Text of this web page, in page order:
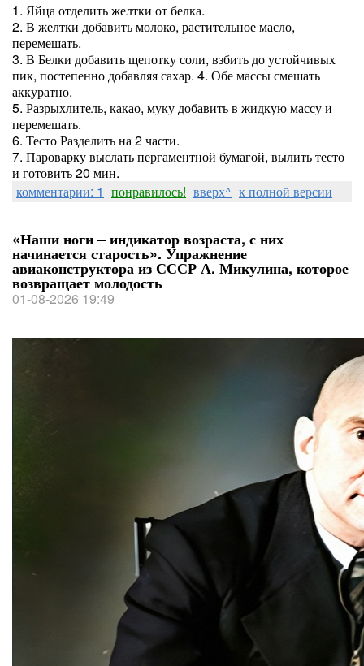
1. Яйца отделить желтки от белка.
2. В желтки добавить молоко, растительное масло,
перемешать.
3. В Белки добавить щепотку соли, взбить до устойчивых
пик, постепенно добавляя сахар. 4. Обе массы смешать
аккуратно.
5. Разрыхлитель, какао, муку добавить в жидкую массу и
перемешать.
6. Тесто Разделить на 2 части.
7. Пароварку выслать пергаментной бумагой, вылить тесто
и готовить 20 мин.
комментарии: 1 понравилось! вверх^ к полной версии
«Наши ноги – индикатор возраста, с них
начинается старость». Упражнение
авиаконструктора из СССР А. Микулина, которое
возвращает молодость
01-08-2026 19:49